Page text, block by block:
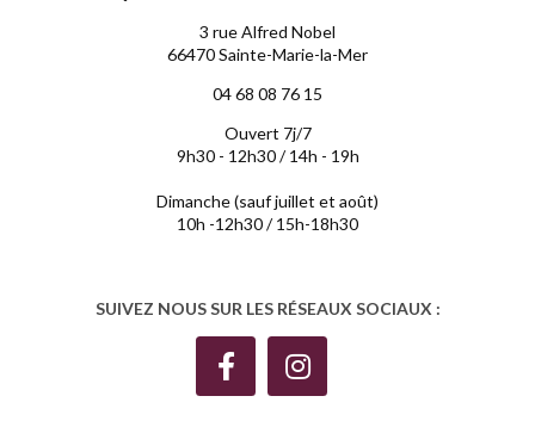
3 rue Alfred Nobel
66470 Sainte-Marie-la-Mer
04 68 08 76 15
Ouvert 7j/7
9h30 - 12h30 / 14h - 19h
Dimanche (sauf juillet et août)
10h -12h30 / 15h-18h30
SUIVEZ NOUS SUR LES RÉSEAUX SOCIAUX :